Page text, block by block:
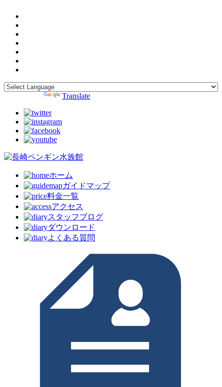
Translate
ホーム
ガイドマップ
料金一覧
アクセス
スタッフブログ
ダウンロード
よくある質問